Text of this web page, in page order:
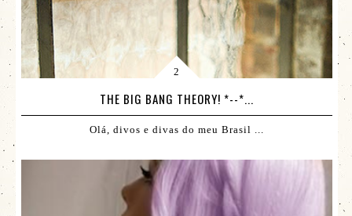
THE BIG BANG THEORY! *--*...
Olá, divos e divas do meu Brasil ...